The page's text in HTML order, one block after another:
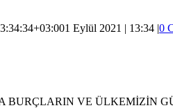
1 Eylül 2021 | 13:34 |0